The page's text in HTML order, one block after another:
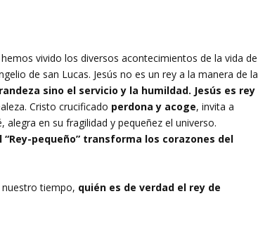
vivido los diversos acontecimientos de la vida de
de san Lucas. Jesús no es un rey a la manera de la
sino el servicio y la humildad. Jesús es rey
Cristo crucificado perdona y acoge, invita a
alegra en su fragilidad y pequeñez el universo.
“Rey-pequeño” transforma los corazones del
nuestro tiempo, quién es de verdad el rey de